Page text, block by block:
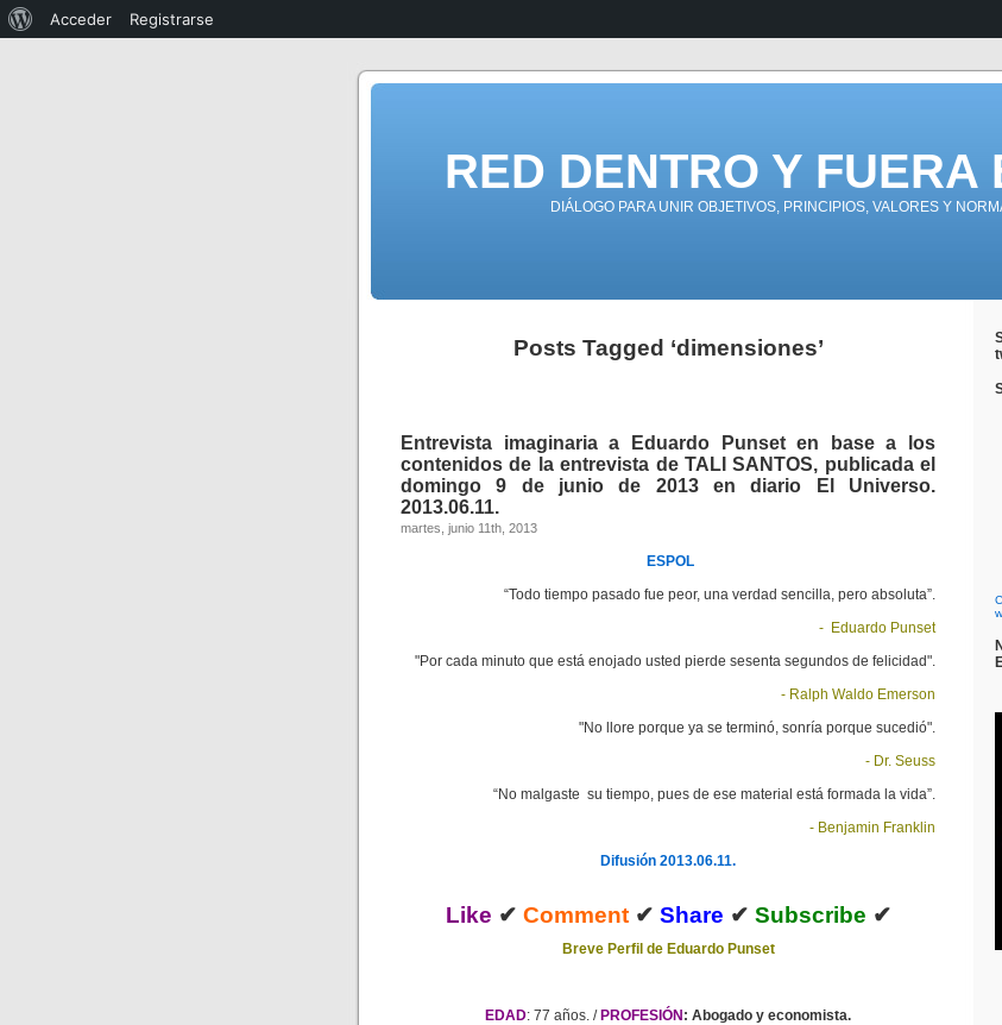
RED DENTRO Y FUERA
DIÁLOGO PARA UNIR OBJETIVOS, PRINCIPIOS, VALORES Y
Posts Tagged ‘dimensiones’
Entrevista imaginaria a Eduardo Punset en base a los
contenidos de la entrevista de TALI SANTOS, publicada el
domingo 9 de junio de 2013 en diario El Universo.
2013.06.11.
martes, junio 11th, 2013
ESPOL
“Todo tiempo pasado fue peor, una verdad sencilla, pero absoluta”.
- Eduardo Punset
"Por cada minuto que está enojado usted pierde sesenta segundos de felicidad".
- Ralph Waldo Emerson
"No llore porque ya se terminó, sonría porque sucedió".
- Dr. Seuss
“No malgaste su tiempo, pues de ese material está formada la vida”.
- Benjamin Franklin
Difusión 2013.06.11.
Like ✔ Comment✔ Share ✔ Subscribe ✔
Breve Perfil de Eduardo Punset
EDAD: 77 años. / PROFESIÓN : Abogado y economista.
Acceder Registrarse